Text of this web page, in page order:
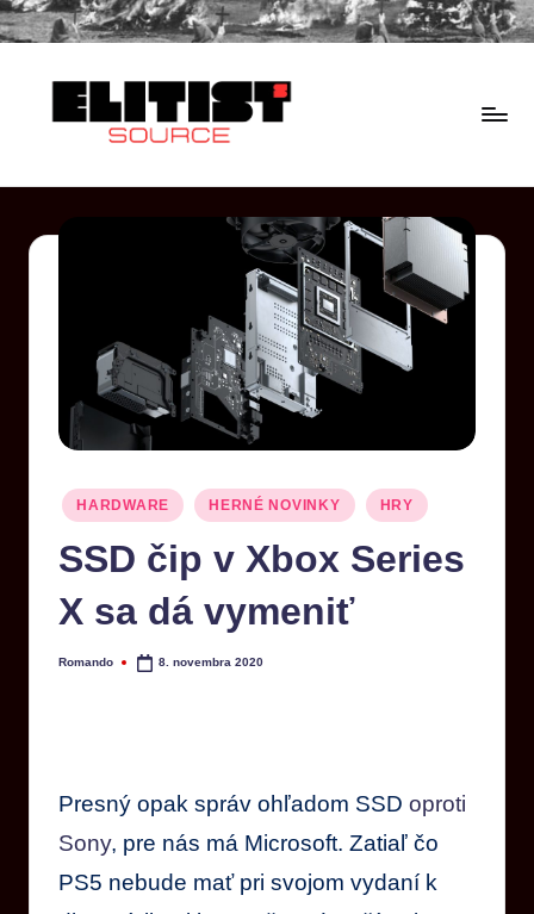
HARDWARE HERNÉ NOVINKY HRY
SSD čip v Xbox Series
X sa dá vymeniť
Romando 8. novembra 2020
Presný opak správ ohľadom SSD oproti
Sony, pre nás má Microsoft. Zatiaľ čo
PS5 nebude mať pri svojom vydaní k